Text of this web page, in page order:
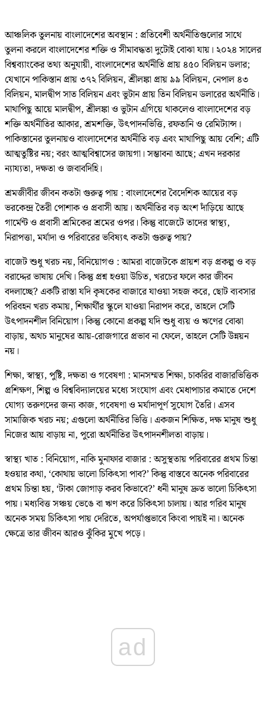
আঞ্চলিক তুলনায় বাংলাদেশের অবস্থান : প্রতিবেশী অর্থনীতিগুলোর সাথে
তুলনা করলে বাংলাদেশের শক্তি ও সীমাবদ্ধতা দুটোই বোঝা যায়। ২০২৪ সালের
বিশ্বব্যাংকের তথ্য অনুযায়ী, বাংলাদেশের অর্থনীতি প্রায় ৪৫০ বিলিয়ন ডলার;
যেখানে পাকিস্তান প্রায় ৩৭২ বিলিয়ন, শ্রীলঙ্কা প্রায় ৯৯ বিলিয়ন, নেপাল ৪৩
বিলিয়ন, মালদ্বীপ সাত বিলিয়ন এবং ভুটান প্রায় তিন বিলিয়ন ডলারের অর্থনীতি।
মাথাপিছু আয়ে মালদ্বীপ, শ্রীলঙ্কা ও ভুটান এগিয়ে থাকলেও বাংলাদেশের বড়
শক্তি অর্থনীতির আকার, শ্রমশক্তি, উৎপাদনভিত্তি, রফতানি ও রেমিট্যান্স।
পাকিস্তানের তুলনায়ও বাংলাদেশের অর্থনীতি বড় এবং মাথাপিছু আয় বেশি; এটি
আত্মতুষ্টির নয়; বরং আত্মবিশ্বাসের জায়গা। সম্ভাবনা আছে; এখন দরকার
ন্যায্যতা, দক্ষতা ও জবাবদিহি।
শ্রমজীবীর জীবন কতটা গুরুত্ব পায় : বাংলাদেশের বৈদেশিক আয়ের বড়
ভরকেন্দ্র তৈরী পোশাক ও প্রবাসী আয়। অর্থনীতির বড় অংশ দাঁড়িয়ে আছে
গার্মেন্ট ও প্রবাসী শ্রমিকের শ্রমের ওপর। কিন্তু বাজেটে তাদের স্বাস্থ্য,
নিরাপত্তা, মর্যাদা ও পরিবারের ভবিষ্যৎ কতটা গুরুত্ব পায়?
বাজেট শুধু খরচ নয়, বিনিয়োগও : আমরা বাজেটকে প্রায়শ বড় প্রকল্প ও বড়
বরাদ্দের ভাষায় দেখি। কিন্তু প্রশ্ন হওয়া উচিত, খরচের ফলে কার জীবন
বদলাচ্ছে? একটি রাস্তা যদি কৃষকের বাজারে যাওয়া সহজ করে, ছোট ব্যবসার
পরিবহন খরচ কমায়, শিক্ষার্থীর স্কুলে যাওয়া নিরাপদ করে, তাহলে সেটি
উৎপাদনশীল বিনিয়োগ। কিন্তু কোনো প্রকল্প যদি শুধু ব্যয় ও ঋণের বোঝা
বাড়ায়, অথচ মানুষের আয়-রোজগারে প্রভাব না ফেলে, তাহলে সেটি উন্নয়ন
নয়।
শিক্ষা, স্বাস্থ্য, পুষ্টি, দক্ষতা ও গবেষণা : মানসম্মত শিক্ষা, চাকরির বাজারভিত্তিক
প্রশিক্ষণ, শিল্প ও বিশ্ববিদ্যালয়ের মধ্যে সংযোগ এবং মেধাপাচার কমাতে দেশে
যোগ্য তরুণদের জন্য কাজ, গবেষণা ও মর্যাদাপূর্ণ সুযোগ তৈরি। এসব
সামাজিক খরচ নয়; এগুলো অর্থনীতির ভিত্তি। একজন শিক্ষিত, দক্ষ মানুষ শুধু
নিজের আয় বাড়ায় না, পুরো অর্থনীতির উৎপাদনশীলতা বাড়ায়।
স্বাস্থ্য খাত : বিনিয়োগ, নাকি মুনাফার বাজার : অসুস্থতায় পরিবারের প্রথম চিন্তা
হওয়ার কথা, ‘কোথায় ভালো চিকিৎসা পাব?’ কিন্তু বাস্তবে অনেক পরিবারের
প্রথম চিন্তা হয়, ‘টাকা জোগাড় করব কিভাবে?’ ধনী মানুষ দ্রুত ভালো চিকিৎসা
পায়। মধ্যবিত্ত সঞ্চয় ভেঙে বা ঋণ করে চিকিৎসা চালায়। আর গরিব মানুষ
অনেক সময় চিকিৎসা পায় দেরিতে, অপর্যাপ্তভাবে কিংবা পায়ই না। অনেক
ক্ষেত্রে তার জীবন আরও ঝুঁকির মুখে পড়ে।
ad